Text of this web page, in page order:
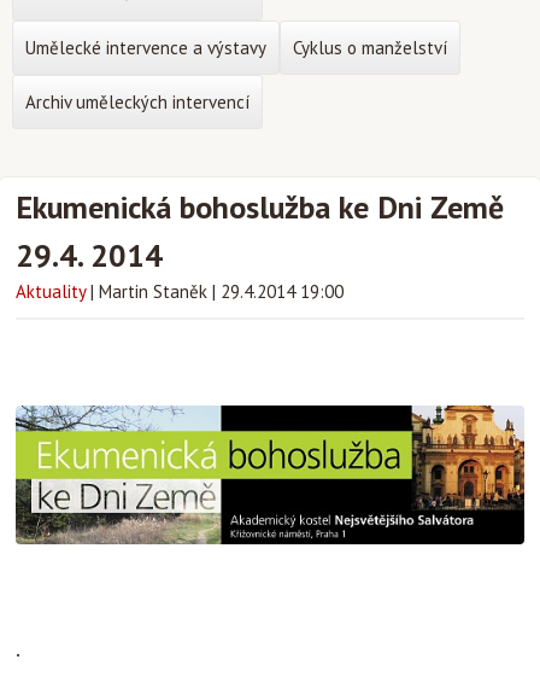
Ekumenická bohoslužba ke Dni Země
29.4. 2014
Aktuality | Martin Staněk | 29.4.2014 19:00
.
Umělecké intervence a výstavy Cyklus o manželství
Archiv uměleckých intervencí